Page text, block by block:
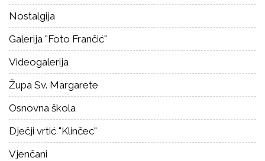
Nostalgija
Galerija "Foto Frančić"
Videogalerija
Župa Sv. Margarete
Osnovna škola
Dječji vrtić "Klinčec"
Vjenčani